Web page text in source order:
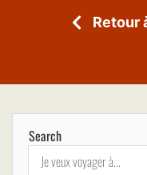
Retour
Search